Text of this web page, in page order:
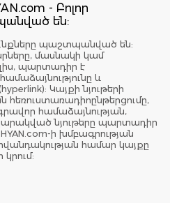
- Բոլոր
են:
պաշտպանված են:
մասնակի կամ
պարտադիր է
և
Կայքի նյութերի
համաձայնության,
նյութերը պարտադիր
ի խմբագրության
համար կայքը